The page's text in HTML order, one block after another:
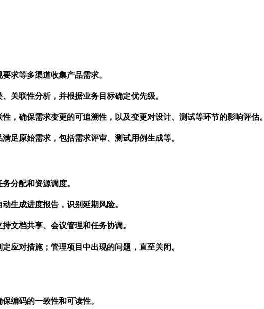
求等多渠道收集产品需求。
关联性分析，并根据业务目标确定优先级。
，确保需求变更的可追溯性，以及变更对设计、测试等环节的影响评估。
足原始需求，包括需求评审、测试用例生成等。
分配和资源调度。
生成进度报告，识别延期风险。
文档共享、会议管理和任务协调。
应对措施；管理项目中出现的问题，直至关闭。
编码的一致性和可读性。